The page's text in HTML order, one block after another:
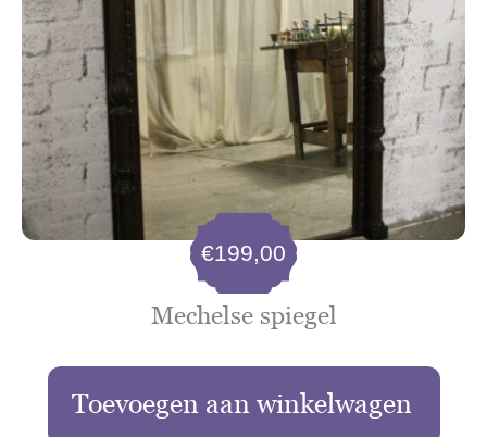
Mechelse spiegel
€199,00
Toevoegen aan winkelwagen